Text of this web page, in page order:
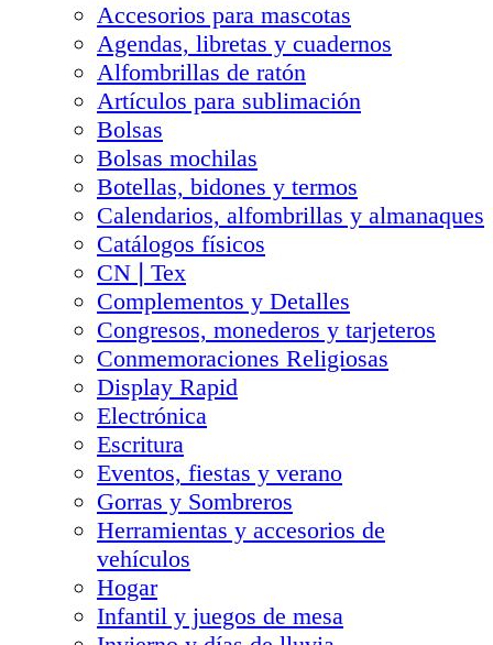
Accesorios para mascotas
Agendas, libretas y cuadernos
Alfombrillas de ratón
Artículos para sublimación
Bolsas
Bolsas mochilas
Botellas, bidones y termos
Calendarios, alfombrillas y almanaques
Catálogos físicos
CN❘Tex
Complementos y Detalles
Congresos, monederos y tarjeteros
Conmemoraciones Religiosas
Display Rapid
Electrónica
Escritura
Eventos, fiestas y verano
Gorras y Sombreros
Herramientas y accesorios de
vehículos
Hogar
Infantil y juegos de mesa